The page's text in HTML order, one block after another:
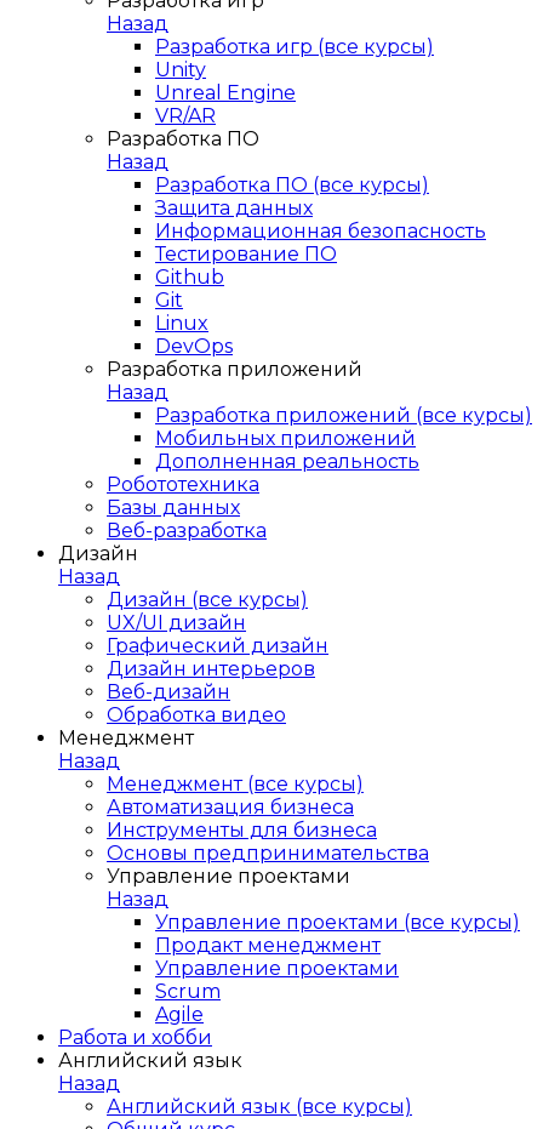
Назад
Разработка игр (все курсы)
Unity
Unreal Engine
VR/AR
Разработка ПО
Назад
Разработка ПО (все курсы)
Защита данных
Информационная безопасность
Тестирование ПО
Github
Git
Linux
DevOps
Разработка приложений
Назад
Разработка приложений (все курсы)
Мобильных приложений
Дополненная реальность
Робототехника
Базы данных
Веб-разработка
Дизайн
Назад
Дизайн (все курсы)
UX/UI дизайн
Графический дизайн
Дизайн интерьеров
Веб-дизайн
Обработка видео
Менеджмент
Назад
Менеджмент (все курсы)
Автоматизация бизнеса
Инструменты для бизнеса
Основы предпринимательства
Управление проектами
Назад
Управление проектами (все курсы)
Продакт менеджмент
Управление проектами
Scrum
Agile
Работа и хобби
Английский язык
Назад
Английский язык (все курсы)